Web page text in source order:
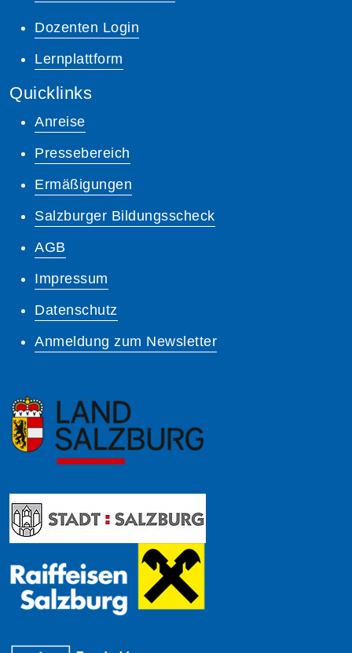
Dozenten Login
Lernplattform
Quicklinks
Anreise
Pressebereich
Ermäßigungen
Salzburger Bildungsscheck
AGB
Impressum
Datenschutz
Anmeldung zum Newsletter